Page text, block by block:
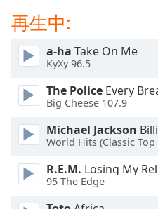
dialog
window.
Escape
cancel
and
close
Text
Color
再生中:
a-ha Take On Me
KyXy 96.5
The Police Every
Big Cheese 107.9
Michael Jackson
World Hits (Classic Top
R.E.M. Losing My
95 The Edge